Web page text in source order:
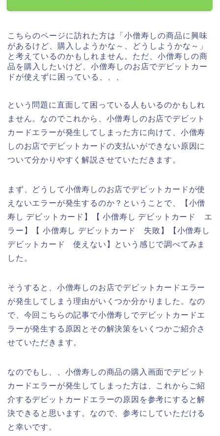
こちらのページに訪れた方は「小僧寿しの商品に興味
があるけど、購入しようかな～、どうしようかな～」
と考えているのかもしれません。ただ、小僧寿しの商
品を購入したいけど、小僧寿しのお店でデビットカー
ドが使えずに困っている、、、
という問題に直面して困っている人もいるのかもしれ
ません。なのでこれから、小僧寿しのお店でデビット
カードエラーが発生してしまった方に向けて、小僧寿
しのお店でデビットカードの支払いができない原因に
ついて分かりやすく解説させていただきます。
まず、どうして小僧寿しのお店でデビットカードが使
えないエラーが発生するのか？ということで、【小僧
寿し デビットカード】【 小僧寿し デビットカード エ
ラー】【 小僧寿し デビットカード 失敗】【小僧寿し
デビットカード 使えない】という感じで調べてみま
した。
そうすると、小僧寿しのお店でデビットカードエラー
が発生してしまう理由がいくつか分かりました。なの
で、今回こちらの記事で小僧寿しでデビットカードエ
ラーが発生する原因とその解決策をいくつかご紹介さ
せていただきます。
なのでもし、、小僧寿しの商品の購入画面でデビット
カードエラーが発生してしまった方は、これからご紹
介するデビットカードエラーの原因を参考にすると解
決できると思います。なので、参考にしていただける
と幸いです。